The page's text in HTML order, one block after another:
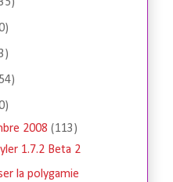
2008(113)
1.7.2 Beta 2
la polygamie